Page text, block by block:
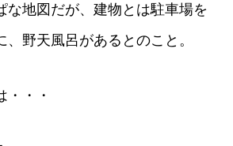
な地図だが、建物とは駐車場を
、野天風呂があるとのこと。
・・・